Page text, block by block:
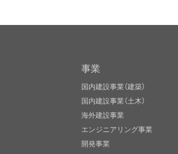
事業
国内建設事業（建築）
国内建設事業（土木）
海外建設事業
エンジニアリング事業
開発事業